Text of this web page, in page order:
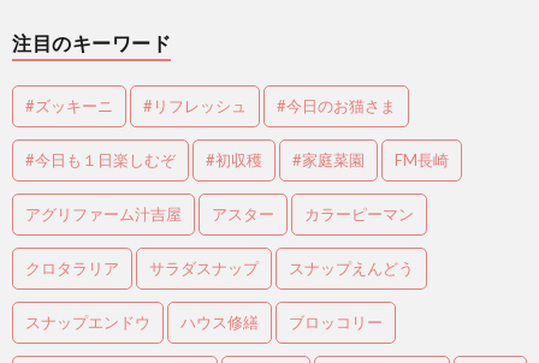
注目のキーワード
#ズッキーニ #リフレッシュ #今日のお猫さま
#今日も１日楽しむぞ #初収穫 #家庭菜園 FM長崎
アグリファーム汁吉屋 アスター カラーピーマン
クロタラリア サラダスナップ スナップえんどう
スナップエンドウ ハウス修繕 ブロッコリー